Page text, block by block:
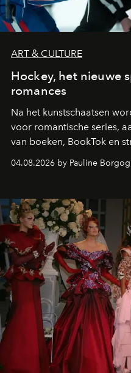
ART & CULTURE
Hockey, het nieuwe
romances
Na het kunstschaatsen
voor romantische series,
van boeken, BookTok en
04.08.2026 by Pauline